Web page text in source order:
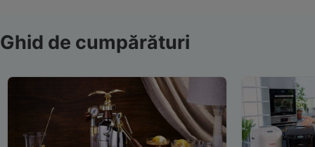
Ghid de cumpărături